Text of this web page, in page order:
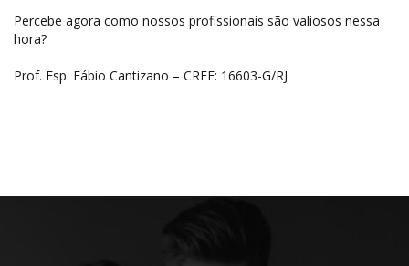
Percebe agora como nossos profissionais são valiosos nessa
hora?
Prof. Esp. Fábio Cantizano – CREF: 16603-G/RJ